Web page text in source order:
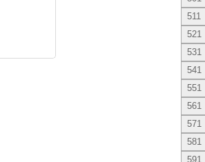
511
521
531
541
551
561
571
581
591